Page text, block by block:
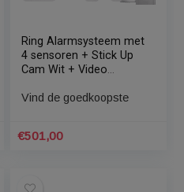
343,00